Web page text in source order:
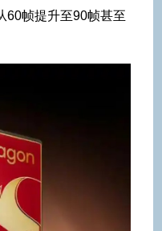
60帧提升至90帧甚至